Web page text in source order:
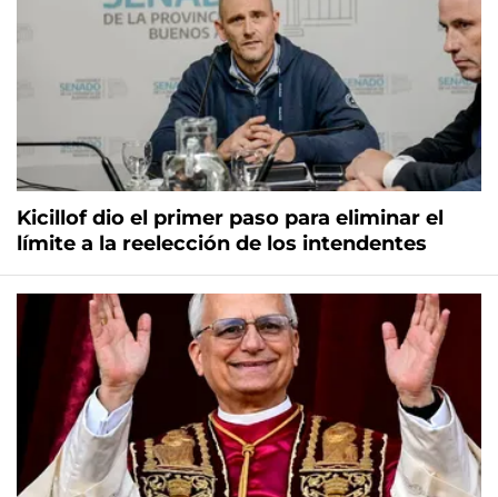
Kicillof dio el primer paso para eliminar el
límite a la reelección de los intendentes